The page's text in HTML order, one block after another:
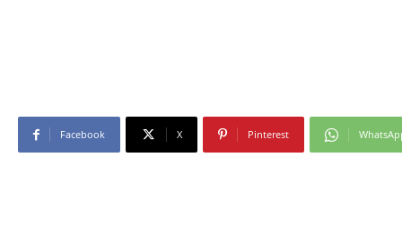
Facebook X Pinterest